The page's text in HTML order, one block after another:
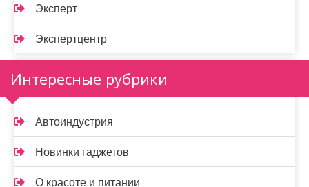
Эксперт
Экспертцентр
Интересные рубрики
Автоиндустрия
Новинки гаджетов
О красоте и питании